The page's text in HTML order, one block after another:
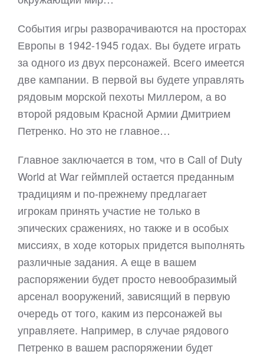
События игры разворачиваются на просторах
Европы в 1942-1945 годах. Вы будете играть
за одного из двух персонажей. Всего имеется
две кампании. В первой вы будете управлять
рядовым морской пехоты Миллером, а во
второй рядовым Красной Армии Дмитрием
Петренко. Но это не главное…
Главное заключается в том, что в Call of Duty
World at War геймплей остается преданным
традициям и по-прежнему предлагает
игрокам принять участие не только в
эпических сражениях, но также и в особых
миссиях, в ходе которых придется выполнять
различные задания. А еще в вашем
распоряжении будет просто невообразимый
арсенал вооружений, зависящий в первую
очередь от того, каким из персонажей вы
управляете. Например, в случае рядового
Петренко в вашем распоряжении будет